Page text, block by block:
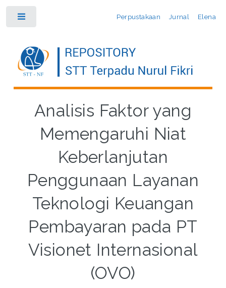
Perpustakaan Jurnal Elena
Analisis Faktor yang
Memengaruhi Niat
Keberlanjutan
Penggunaan Layanan
Teknologi Keuangan
Pembayaran pada PT
Visionet Internasional
(OVO)